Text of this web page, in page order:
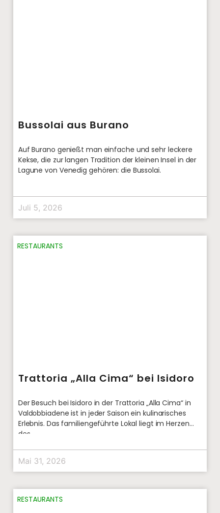
Bussolai aus Burano
Auf Burano genießt man einfache und sehr leckere
Kekse, die zur langen Tradition der kleinen Insel in der
Lagune von Venedig gehören: die Bussolai.
Juli 5, 2026
RESTAURANTS
Trattoria „Alla Cima“ bei Isidoro
Der Besuch bei Isidoro in der Trattoria „Alla Cima“ in
Valdobbiadene ist in jeder Saison ein kulinarisches
Erlebnis. Das familiengeführte Lokal liegt im Herzen
des
Mai 31, 2026
RESTAURANTS